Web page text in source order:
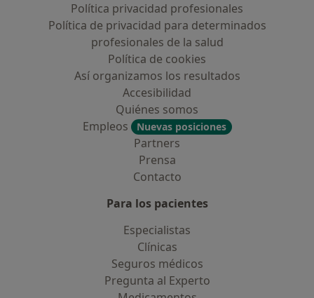
Política privacidad profesionales
Política de privacidad para determinados
profesionales de la salud
Política de cookies
Así organizamos los resultados
Accesibilidad
Quiénes somos
Empleos
Nuevas posiciones
Partners
Prensa
Contacto
Para los pacientes
Especialistas
Clínicas
Seguros médicos
Pregunta al Experto